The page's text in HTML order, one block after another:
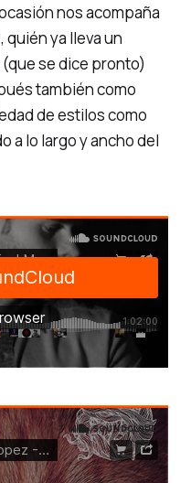
nos acompaña
, quién ya lleva un
se dice pronto)
también como
de estilos como
a lo largo y ancho del